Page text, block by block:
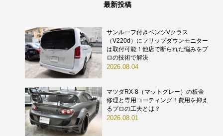
最新投稿
サンルーフ付きベンツVクラス
（V220d）にフリップダウンモニター
は取付可能！他店で断られた悩みをプ
ロの技術で解決
2026.08.04
マツダRX-8（マットグレー）の板金
修理と専用コーティング！費用を抑え
るプロの工夫とは？
2026.08.01